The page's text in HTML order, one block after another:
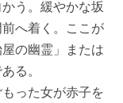
う。緩やかな坂
へ着く。ここが
の幽霊」または
る。
った女が赤子を